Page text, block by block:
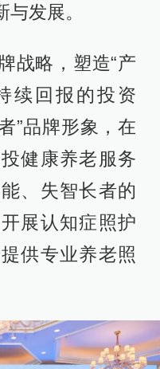
发展。
战略，塑造“产
续回报的投资
”品牌形象，在
健康养老服务
、失智长者的
展认知症照护
供专业养老照